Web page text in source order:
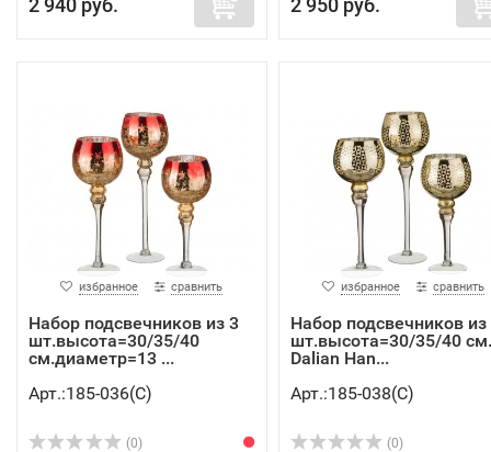
2 940 руб. 2 950 руб.
избранное сравнить
Набор подсвечников из 3
шт.высота=30/35/40
см.диаметр=13 ...
Арт.:185-036(C)
(0)
избранное сравнить
Набор подсвечников из
шт.высота=30/35/40 см.
Dalian Han...
Арт.:185-038(C)
(0)